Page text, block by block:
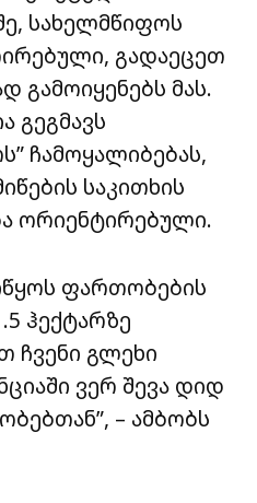
სახელმწიფოს
გადაეცეთ
გამოიყენებს მას.
გეგმავს
ჩამოყალიბებას,
საკითხის
ორიენტირებული.
ფართობების
ჰექტარზე
ჩვენი გლეხი
ვერ შევა დიდ
– ამბობს